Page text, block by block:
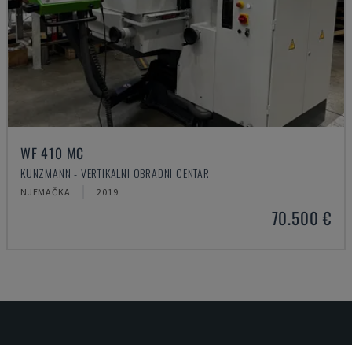
WF 410 MC
KUNZMANN - VERTIKALNI OBRADNI CENTAR
NJEMAČKA 2019
70.500 €